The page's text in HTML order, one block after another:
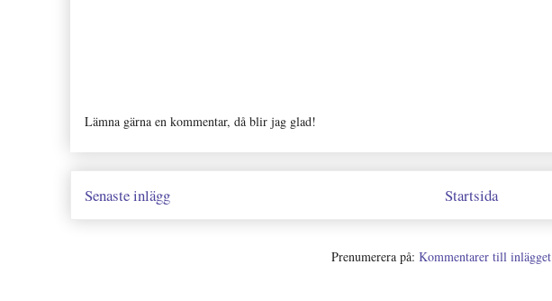
Lämna gärna en kommentar, då blir jag glad!
Senaste inlägg Startsida
Prenumerera på: Kommentarer till